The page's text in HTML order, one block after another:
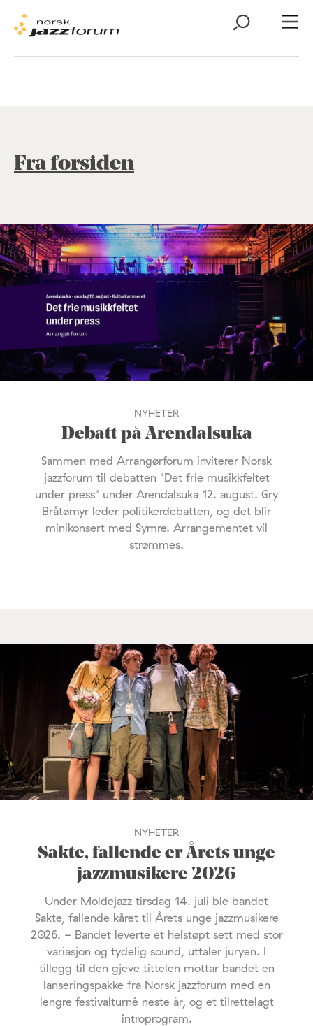
Fra forsiden
NYHETER
Debatt på Arendalsuka
Sammen med Arrangørforum inviterer Norsk
jazzforum til debatten "Det frie musikkfeltet
under press" under Arendalsuka 12. august. Gry
Bråtømyr leder politikerdebatten, og det blir
minikonsert med Symre. Arrangementet vil
strømmes.
NYHETER
Sakte, fallende er Årets unge
jazzmusikere 2026
Under Moldejazz tirsdag 14. juli ble bandet
Sakte, fallende kåret til Årets unge jazzmusikere
2026. - Bandet leverte et helstøpt sett med stor
variasjon og tydelig sound, uttaler juryen. I
tillegg til den gjeve tittelen mottar bandet en
lanseringspakke fra Norsk jazzforum med en
lengre festivalturné neste år, og et tilrettelagt
introprogram.